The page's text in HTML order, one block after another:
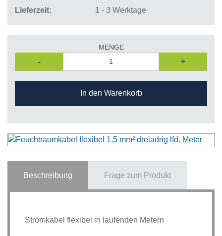
Lieferzeit 1 - 3 Werktage
MENGE
- +
In den Warenkorb
Beschreibung Frage zum Produkt
Stromkabel flexibel in laufenden Metern